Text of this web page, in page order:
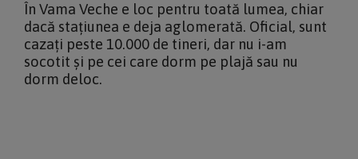
În Vama Veche e loc pentru toată lumea, chiar
dacă stațiunea e deja aglomerată. Oficial, sunt
cazați peste 10.000 de tineri, dar nu i-am
socotit și pe cei care dorm pe plajă sau nu
dorm deloc.